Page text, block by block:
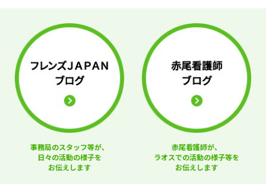
事務局のスタッフ等が、
日々の活動の様子を
お伝えします
赤尾看護師が、
ラオスでの活動の様子等を
お伝えします